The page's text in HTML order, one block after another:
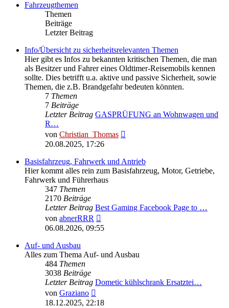
Fahrzeugthemen
Themen
Beiträge
Letzter Beitrag
Info/Übersicht zu sicherheitsrelevanten Themen
Hier gibt es Infos zu bekannten kritischen Themen, die man
als Besitzer und Fahrer eines Oldtimer-Reisemobils kennen
sollte. Dies betrifft u.a. aktive und passive Sicherheit, sowie
Themen, die z.B. Brandgefahr bedeuten könnten.
7 Themen
7 Beiträge
Letzter Beitrag GASPRÜFUNG an Wohnwagen und
R…
von Christian_Thomas
20.08.2025, 17:26
Basisfahrzeug, Fahrwerk und Antrieb
Hier kommt alles rein zum Basisfahrzeug, Motor, Getriebe,
Fahrwerk und Führerhaus
347 Themen
2170 Beiträge
Letzter Beitrag Best Gaming Facebook Page to …
von abnerRRR
Beitrag
06.08.2026, 09:55
Auf- und Ausbau
Alles zum Thema Auf- und Ausbau
484 Themen
3038 Beiträge
Letzter Beitrag Dometic kühlschrank Ersatztei…
von Graziano
Beitrag
18.12.2025, 22:18